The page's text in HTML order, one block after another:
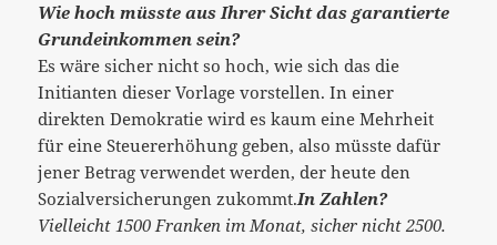
Wie hoch müsste aus Ihrer Sicht das garantierte
Grundeinkommen sein?
Es wäre sicher nicht so hoch, wie sich das die
Initianten dieser Vorlage vorstellen. In einer
direkten Demokratie wird es kaum eine Mehrheit
für eine Steuererhöhung geben, also müsste dafür
jener Betrag verwendet werden, der heute den
Sozialversicherungen zukommt.In Zahlen?
Vielleicht 1500 Franken im Monat, sicher nicht 2500.